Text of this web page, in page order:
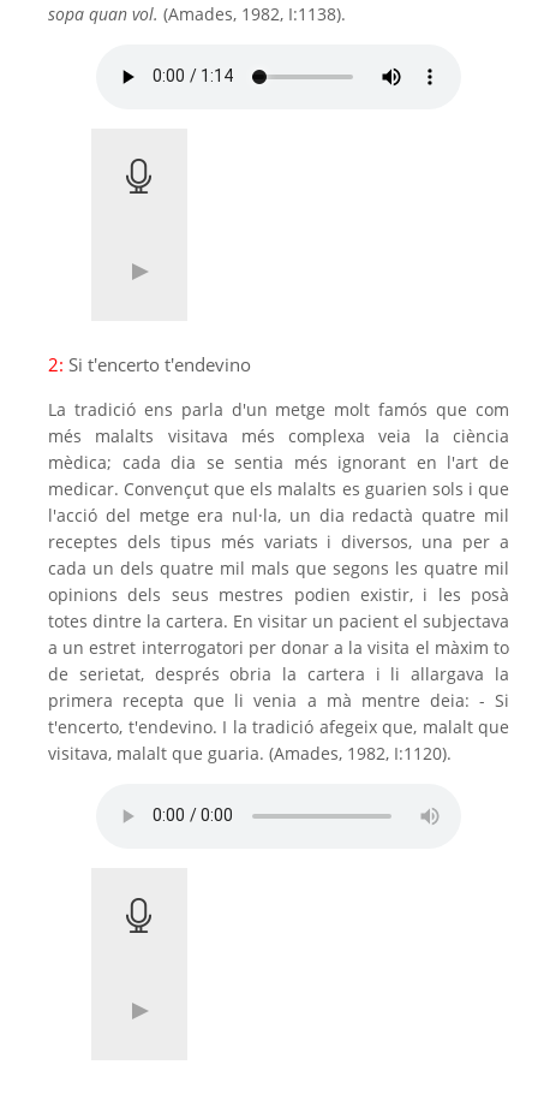
sopa quan vol. (Amades, 1982, I:1138).
2: Si t'encerto t'endevino
La tradició ens parla d'un metge molt famós que com
més malalts visitava més complexa veia la ciència
mèdica; cada dia se sentia més ignorant en l'art de
medicar. Convençut que els malalts es guarien sols i que
l'acció del metge era nul·la, un dia redactà quatre mil
receptes dels tipus més variats i diversos, una per a
cada un dels quatre mil mals que segons les quatre mil
opinions dels seus mestres podien existir, i les posà
totes dintre la cartera. En visitar un pacient el subjectava
a un estret interrogatori per donar a la visita el màxim to
de serietat, després obria la cartera i li allargava la
primera recepta que li venia a mà mentre deia: - Si
t'encerto, t'endevino. I la tradició afegeix que, malalt que
visitava, malalt que guaria. (Amades, 1982, I:1120).